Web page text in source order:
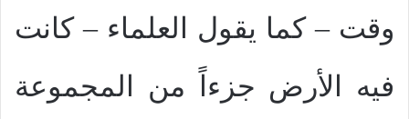
وقت – كما يقول العلماء – كانت
فيه الأرض جزءاً من المجموعة